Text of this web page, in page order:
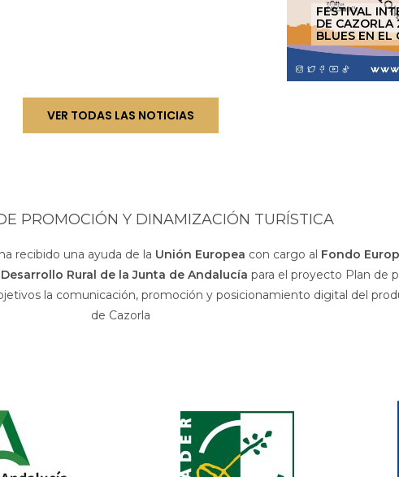
FESTIVAL
DE CAZORLA
BLUES EN EL
VER TODAS LAS NOTICIAS
PROMOCIÓN Y DINAMIZACIÓN TURÍSTICA
ha recibido una ayuda de la Unión Europea con cargo al Fondo
Rural de la Junta de Andalucía para el proyecto Plan de
la comunicación, promoción y posicionamiento digital del
de Cazorla